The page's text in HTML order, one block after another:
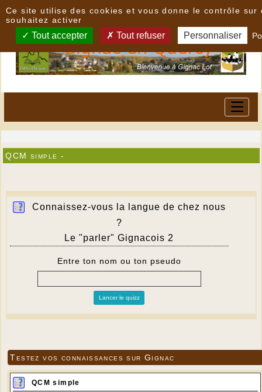
QCM simple -
Testez vos connaissances sur Gignac
QCM simple
Ce site utilise des cookies et vous donne le contrôle sur
souhaitez activer
Tout accepter Tout refuser Personnaliser